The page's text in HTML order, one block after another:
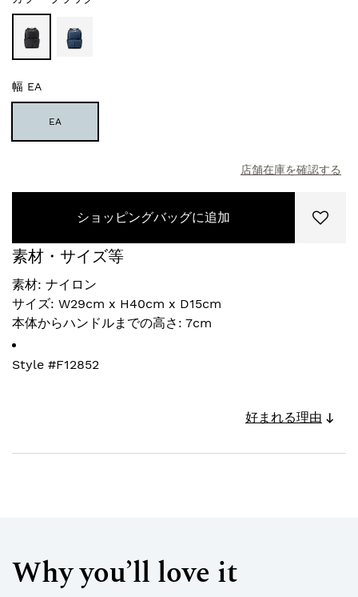
幅 EA
EA
店舗在庫を確認する
ショッピングバッグに追加
素材・サイズ等
素材: ナイロン
サイズ: W29cm x H40cm x D15cm
本体からハンドルまでの高さ: 7cm
Style #F12852
好まれる理由
Why you’ll love it